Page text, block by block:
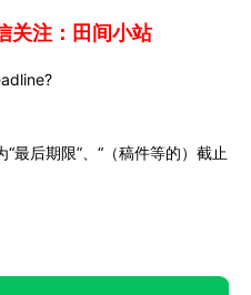
关注：田间小站
最后期限”、“（稿件等的）截止